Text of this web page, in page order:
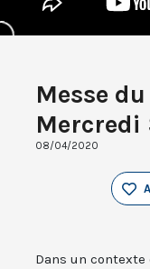
Messe
08/04/2020
Dans un